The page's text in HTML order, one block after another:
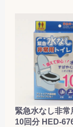
緊急水なし非常
10回分 HED-